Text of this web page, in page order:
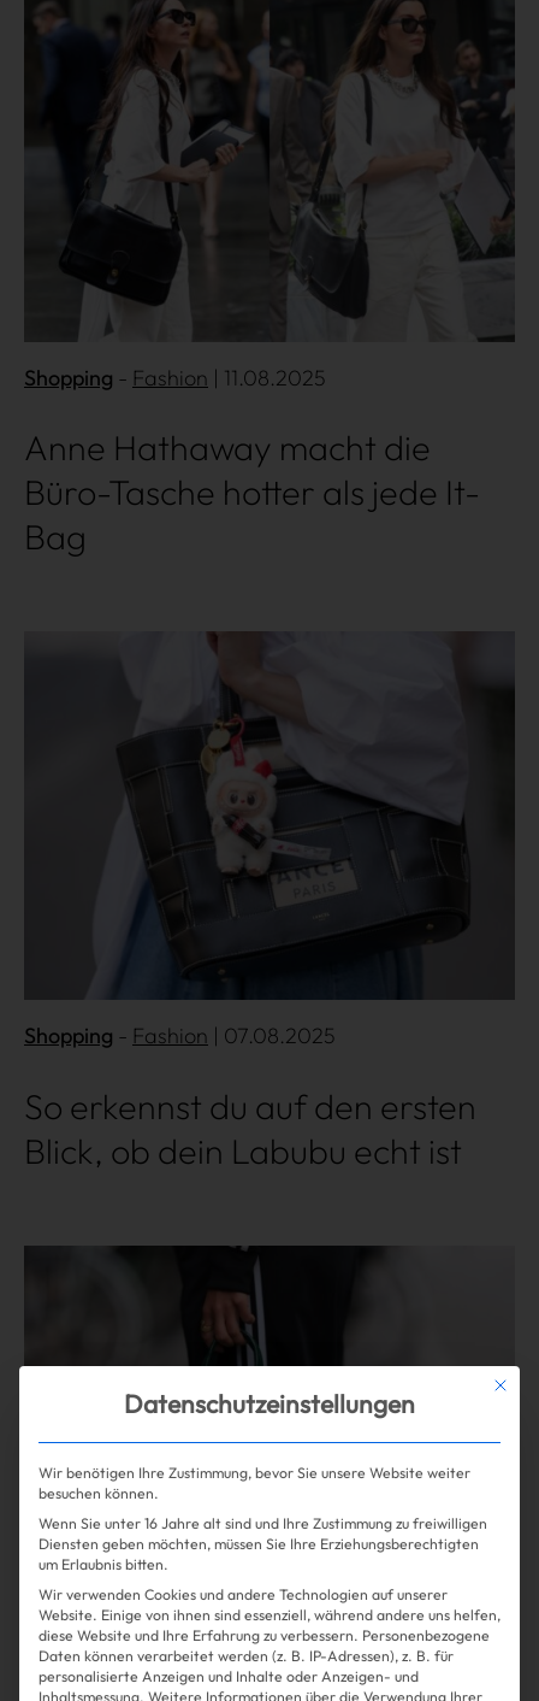
Shopping Fashion | 11.08.2025
Anne Hathaway macht die
Büro-Tasche hotter als jede It-
Bag
Shopping Fashion | 07.08.2025
So erkennst du auf den ersten
Blick, ob dein Labubu echt ist
Shopping Fashion| 05.08.2025
Mit
Datenschutzeinstellungen
Wir benötigen Ihre Zustimmung, bevor Sie unsere Website weiter
besuchen können.
Wenn Sie unter 16 Jahre alt sind und Ihre Zustimmung zu freiwilligen
Diensten geben möchten, müssen Sie Ihre Erziehungsberechtigten
um Erlaubnis bitten.
Wir verwenden Cookies und andere Technologien auf unserer
Website. Einige von ihnen sind essenziell, während andere uns helfen,
diese Website und Ihre Erfahrung zu verbessern. Personenbezogene
Daten können verarbeitet werden (z. B. IP-Adressen), z. B. für
personalisierte Anzeigen und Inhalte oder Anzeigen- und
Inhaltsmessung. Weitere Informationen über die Verwendung Ihrer